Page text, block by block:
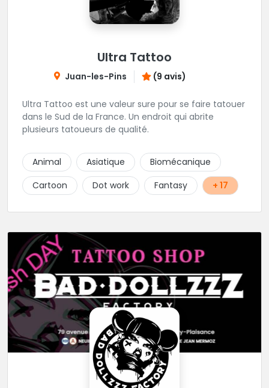
Ultra Tattoo
Juan-les-Pins (9 avis)
Ultra Tattoo est une valeur sure pour se faire tatouer
dans le Sud de la France. Un endroit qui abrite
plusieurs tatoueurs de qualité.
Animal Asiatique
Biomécanique
Cartoon
Dot work Fantasy + 17